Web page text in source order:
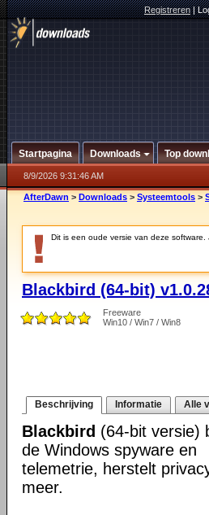
Registreren|
Startpagina Downloads Top
8/9/2026 9:31:46 AM
AfterDawn > Downloads > Systeemtools >
Dit is een oude versie van deze software.
Blackbird (64-bit)
Freeware
Win10 / Win7 / Win8
Beschrijving Informatie Alle
Blackbird (64-bit versie)
de Windows spyware en
telemetrie, herstelt
meer.